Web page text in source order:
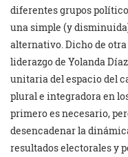
diferentes grupos
una simple (y
alternativo. Dicho de
liderazgo de Yolanda
unitaria del espacio del
plural e integradora en
primero es necesario,
desencadenar la
resultados electorales y